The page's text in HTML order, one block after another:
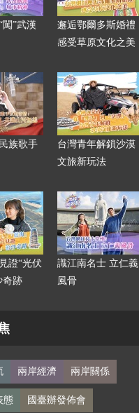
闖”武漢
邂逅鄂爾多斯婚禮
感受草原文化之美
族歌手
台灣青年解鎖沙漠
文旅新玩法
證“光伏
奇跡
識江南名士 立仁義
風骨
兩岸經濟 兩岸關係
態 國臺辦發佈會